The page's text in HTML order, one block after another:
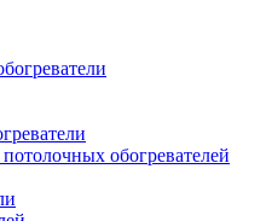
обогревателей